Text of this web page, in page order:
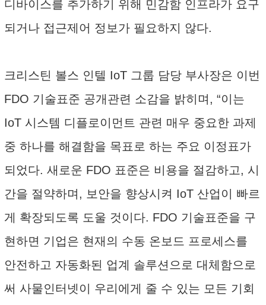
디바이스를 추가하기 위해 민감함 인프라가 요구
되거나 접근제어 정보가 필요하지 않다.
크리스틴 볼스 인텔 IoT 그룹 담당 부사장은 이번
FDO 기술표준 공개관련 소감을 밝히며, “이는
IoT 시스템 디플로이먼트 관련 매우 중요한 과제
중 하나를 해결함을 목표로 하는 주요 이정표가
되었다. 새로운 FDO 표준은 비용을 절감하고, 시
간을 절약하며, 보안을 향상시켜 IoT 산업이 빠르
게 확장되도록 도울 것이다. FDO 기술표준을 구
현하면 기업은 현재의 수동 온보드 프로세스를
안전하고 자동화된 업계 솔루션으로 대체함으로
써 사물인터넷이 우리에게 줄 수 있는 모든 기회